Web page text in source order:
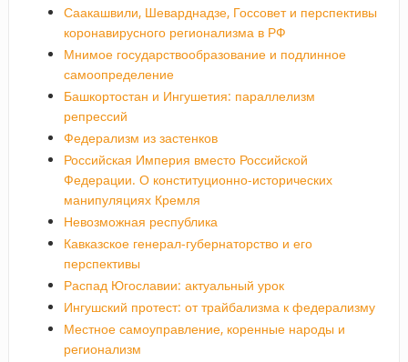
Саакашвили, Шеварднадзе, Госсовет и перспективы
коронавирусного регионализма в РФ
Мнимое государствообразование и подлинное
самоопределение
Башкортостан и Ингушетия: параллелизм
репрессий
Федерализм из застенков
Российская Империя вместо Российской
Федерации. О конституционно-исторических
манипуляциях Кремля
Невозможная республика
Кавказское генерал-губернаторство и его
перспективы
Распад Югославии: актуальный урок
Ингушский протест: от трайбализма к федерализму
Местное самоуправление, коренные народы и
регионализм